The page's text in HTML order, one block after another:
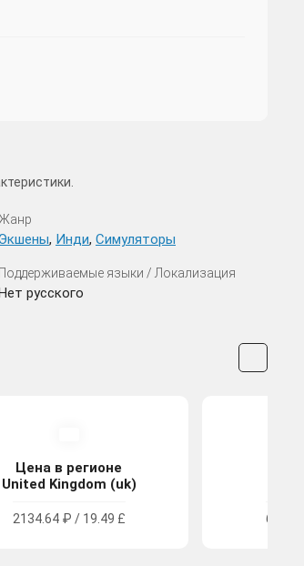
Жанр
Экшены, Инди, Симуляторы
Поддерживаемые языки / Локализация
русского
Цена в регионе
United Kingdom (uk)
2134.64 ₽ / 19.49 £